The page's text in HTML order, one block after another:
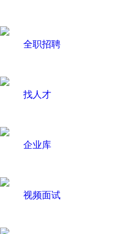
全职招聘
找人才
企业库
视频面试